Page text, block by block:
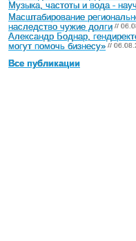
Музыка, частоты и вода -
Масштабирование
наследство чужие долги //
Александр Боднар,
могут помочь бизнесу» //
Все публикации